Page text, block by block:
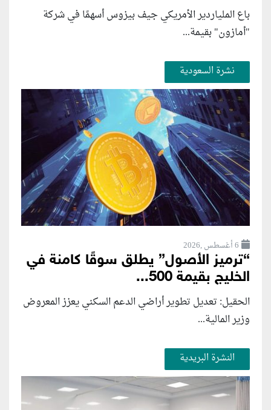
باع الملياردير الأمريكي جيف بيزوس أسهمًا في شركة
"أمازون" بقيمة...
نشرة السعودية
6 أغسطس ,2026
“ترميز الأصول” يطلق سوقًا كامنة في
الخليج بقيمة 500...
الحقيل: تعديل تطوير أراضي الدعم السكني يعزز المعروض
وزير المالية...
النشرة البريدية